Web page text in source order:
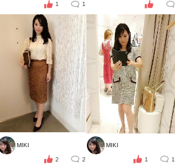
1 1
MIKI
2 2
MIKI
1 1